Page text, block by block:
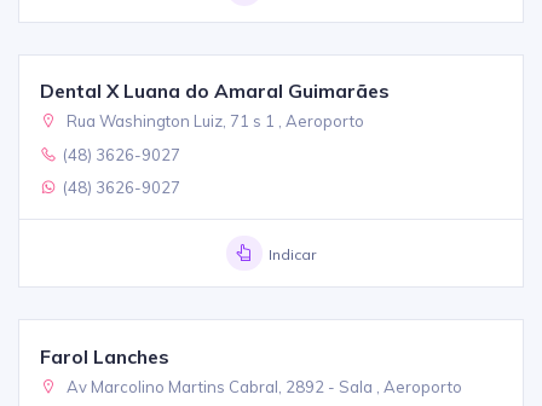
Dental X Luana do Amaral Guimarães
Rua Washington Luiz, 71 s 1 , Aeroporto
(48) 3626-9027
(48) 3626-9027
Indicar
Farol Lanches
Av Marcolino Martins Cabral, 2892 - Sala , Aeroporto